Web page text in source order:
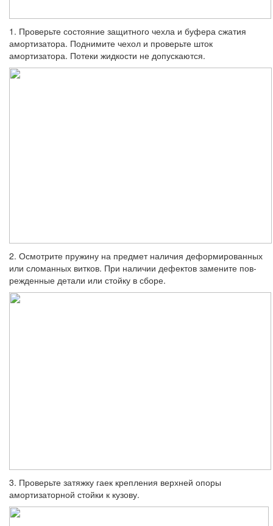
1. Проверьте состояние защитного чехла и буфера сжатия
амортизатора. Поднимите чехол и проверьте шток
амортизатора. По­теки жидкости не допускаются.
2. Осмотрите пружину на предмет нали­чия деформированных
или сломанных вит­ков. При наличии дефектов замените пов­
режденные детали или стойку в сборе.
3. Проверьте затяжку гаек крепления верхней опоры
амортизаторной стойки к кузову.